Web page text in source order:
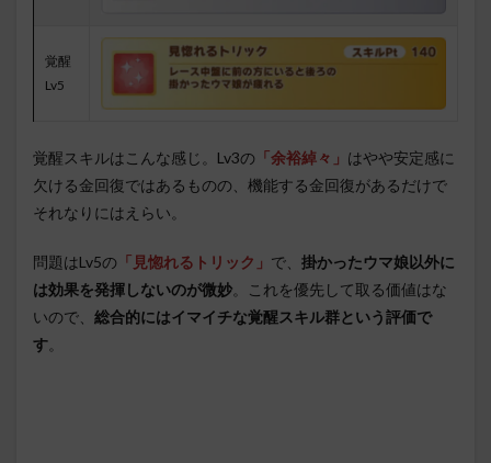
覚醒
Lv5
覚醒スキルはこんな感じ。Lv3の 「余裕綽々」 はやや安定感に
欠ける金回復ではあるものの、機能する金回復があるだけで
それなりにはえらい。
問題はLv5の 「見惚れるトリック」 で、 掛かったウマ娘以外に
は効果を発揮しないのが微妙。これを優先して取る価値はな
いので、 総合的にはイマイチな覚醒スキル群という評価で
す。